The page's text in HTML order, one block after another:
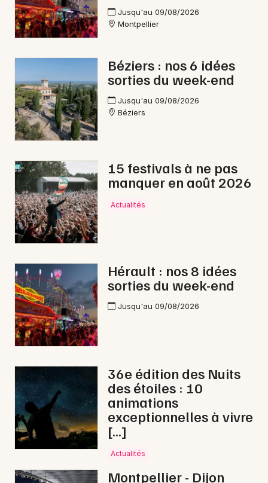
Jusqu'au 09/08/2026
Montpellier
Béziers : nos 6 idées
sorties du week-end
Jusqu'au 09/08/2026
Béziers
15 festivals à ne pas
manquer en août 2026
Actualités
Hérault : nos 8 idées
sorties du week-end
Jusqu'au 09/08/2026
36e édition des Nuits
des étoiles : 10
animations
exceptionnelles à vivre
[…]
Actualités
Montpellier - Dijon